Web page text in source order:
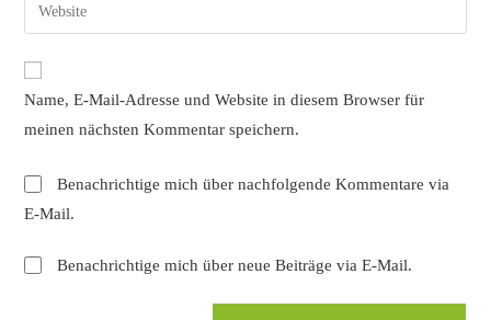
zum
Kommentieren
ein
Mail-
Kommentieren
ein
deine
URL
(optional)
Name, E-Mail-Adresse und Website in diesem Browser für
meinen nächsten Kommentar speichern.
Benachrichtige mich über nachfolgende Kommentare via
E-Mail.
Benachrichtige mich über neue Beiträge via E-Mail.